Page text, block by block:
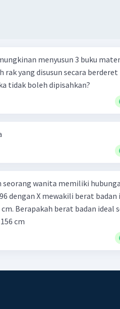
menyusun 3 buku
rak yang disusun secara
tidak boleh dipisahkan?
seorang wanita memiliki
dengan X mewakili berat badan
Berapakah berat badan ideal
cm